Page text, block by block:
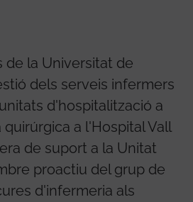
la Universitat de
dels serveis infermers
d'hospitalització a
a l'Hospital Vall
de suport a la Unitat
proactiu del grup de
d'infermeria als